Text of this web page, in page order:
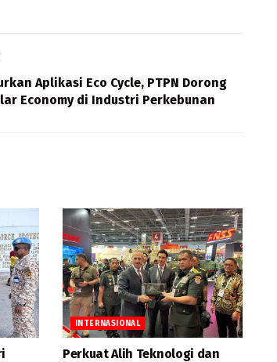
Aplikasi Eco Cycle, PTPN Dorong
Economy di Industri Perkebunan
INTERNASIONAL
Perkuat Alih Teknologi dan